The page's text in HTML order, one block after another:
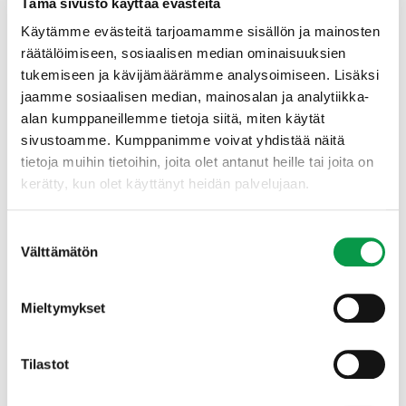
Käytämme evästeitä tarjoamamme sisällön ja mainosten
räätälöimiseen, sosiaalisen median ominaisuuksien
tukemiseen ja kävijämäärämme analysoimiseen. Lisäksi
jaamme sosiaalisen median, mainosalan ja analytiikka-
alan kumppaneillemme tietoja siitä, miten käytät
sivustoamme. Kumppanimme voivat yhdistää näitä
tietoja muihin tietoihin, joita olet antanut heille tai joita on
kerätty, kun olet käyttänyt heidän palvelujaan.
valinta
Välttämätön
Mieltymykset
Tilastot
Monimuotoisuudelle ja pölyttäjille tukea
luonnonhoidolla
Projekti aloitettiin syyskuussa, kun hankeryhmä kävi
kartoittamassa kohteen. Alue on pääosin ollut
hoitamatta viimeiset kymmenen vuotta, mutta siellä on
säilynyt suhteellisen hyvin perinnebiotooppien
luontotyyppejä ja niiden kasvilajistoa.
välittömässä läheisyydessä on tärkeä kohde osana
Salon alueen elinympäristönverkostoa ja siksi sen
saavuttaa merkittäviä hyötyjä myös laajemmin kuin
vain kyseisellä hoidettavaksi ehdotetulla luontoalueella,
Varsinais-Suomen ELY-
keskuksesta.